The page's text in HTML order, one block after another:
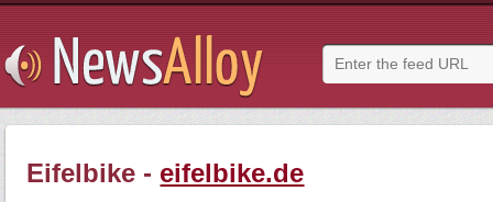
Eifelbike - eifelbike.de